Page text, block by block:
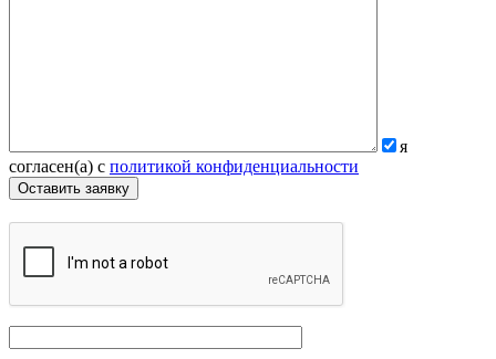
я
согласен(а) с политикой конфиденциальности